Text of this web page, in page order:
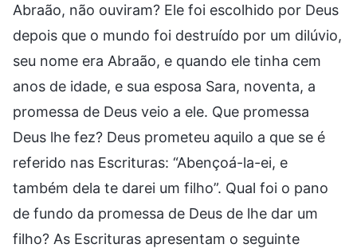
Abraão, não ouviram? Ele foi escolhido por Deus
depois que o mundo foi destruído por um dilúvio,
seu nome era Abraão, e quando ele tinha cem
anos de idade, e sua esposa Sara, noventa, a
promessa de Deus veio a ele. Que promessa
Deus lhe fez? Deus prometeu aquilo a que se é
referido nas Escrituras: “Abençoá-la-ei, e
também dela te darei um filho”. Qual foi o pano
de fundo da promessa de Deus de lhe dar um
filho? As Escrituras apresentam o seguinte